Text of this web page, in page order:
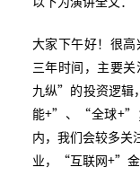
大家下午好！很
三年时间，主要
九纵”的投资逻
能+”、“全球+”
内，我们会较多关
业，“互联网+”金